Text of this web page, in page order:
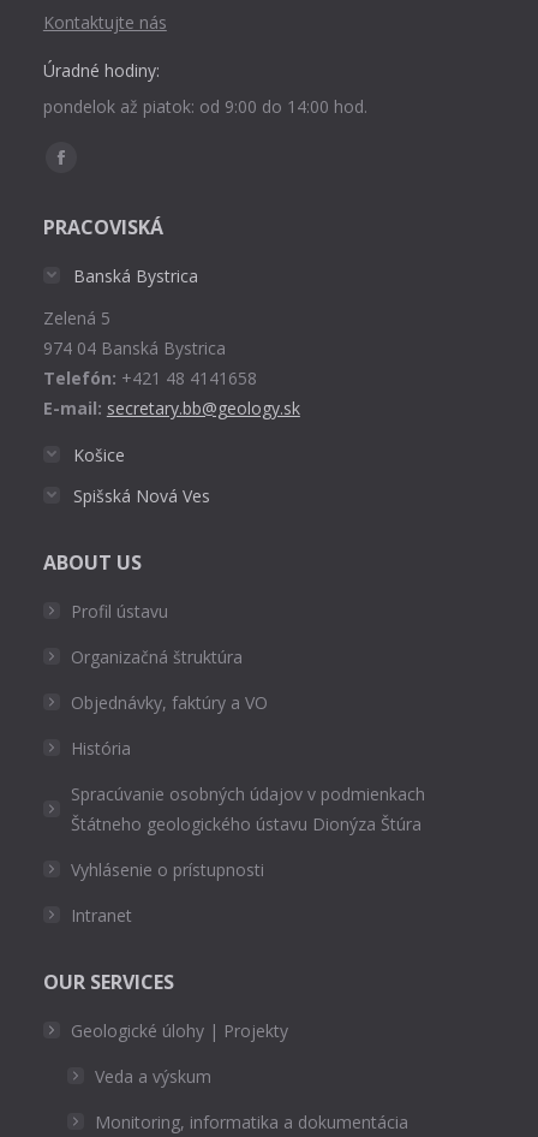
Kontaktujte nás
Úradné hodiny:
pondelok až piatok: od 9:00 do 14:00 hod.
Find us on:
Facebook
opens
window
PRACOVISKÁ
Banská Bystrica
Zelená 5
974 04 Banská Bystrica
Telefón: +421 48 4141658
E-mail: secretary.bb@geology.sk
Košice
Spišská Nová Ves
ABOUT US
Profil ústavu
Organizačná štruktúra
Objednávky, faktúry a VO
História
Spracúvanie osobných údajov v podmienkach
Štátneho geologického ústavu Dionýza Štúra
Vyhlásenie o prístupnosti
Intranet
OUR SERVICES
Geologické úlohy | Projekty
Veda a výskum
Monitoring, informatika a dokumentácia